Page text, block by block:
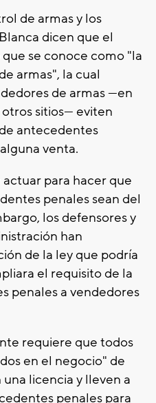
de armas y los
dicen que el
se conoce como "la
armas", la cual
de armas —en
sitios— eviten
antecedentes
venta.
para hacer que
penales sean del
los defensores y
han
de la ley que podría
el requisito de la
penales a vendedores
requiere que todos
en el negocio" de
licencia y lleven a
penales para